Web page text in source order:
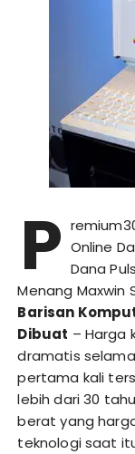
P Online
Dana
Menang Maxwin
Barisan
Dibuat – Harga
dramatis
pertama kali
lebih dari 30
berat yang
teknologi saat